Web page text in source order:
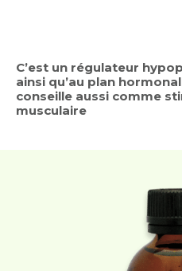
C’est un régulateur
ainsi qu’au plan
conseille aussi comme
musculaire